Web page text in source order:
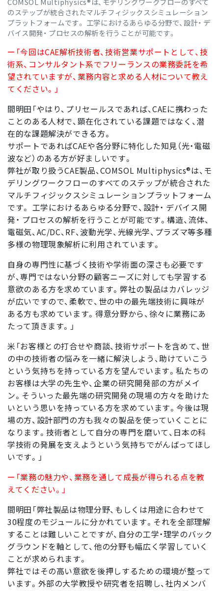
のステップが統合されたマルチフィジックスシミュレーション
プラットフォームです。 工学におけるあらゆる分野で、設計・ デ
バイス開発・ プロセスの解析を行うことが可能です。
ー「今回はCAE解析技術者、技術営業サポートとして、技
術系、コンサルタント系でフリーランスの業務委託を希
望されていますが、業務内容と求める人材について教え
てください。」
間明田「やはり、プリセールスであれば、CAEに携わった
ことのある人材で、顕在化されている課題ではなく、潜
在的な課題解決ができる方。
サポートであればCAEや各分野に特化した知見（光・電磁
波など）のある方が好ましいです。
弊社が取り扱うCAE製品、COMSOL Multiphysics®は、モ
デリングワークフローのすべてのステップが統合された
マルチフィジックスシミュレーションプラットフォーム
です。 工学におけるあらゆる分野で、設計・ デバイス開
発・ プロセスの解析を行うことが可能です。構造、流体、
電磁気、AC/DC、RF、波動光学、光線光学、プラズマ等多種
多様の物理現象解析に利用されています。
自身の専門性に基づく技術や学術面の深さも必要です
が、専門ではない分野の顧客ニーズに対しても学習する
意欲のある方を求めています。弊社の製品はカバレッジ
が広いですので、柔軟で、世の中の最先端技術に興味が
ある方も求めています。得意分野から、徐々に業務にあ
たって頂きます。」
米「お客様との打合せや商談、技術サポートを含めて、世
の中の技術者の悩みを一緒に解決しよう、助けていこう
という気持ちを持っている方を望んでいます。私たちの
お客様は大学の先生や、企業の研究開発部の方がメイ
ン。そういった最先端の研究開発の現場の方々を助けた
いという思いを持っている方を求めています。今後は現
場の方、設計部門の方も我々の製品を使っていくことに
なります。技術者として自分の専門を磨いて、日本の科
学技術の発展を支えようという気持ちでがんばってほし
いです。」
ー「業務の魅力や、業務を通して成長が得られる点を教
えてください。」
間明田「弊社製品は物理分野、もしくは用途に合わせて
30程度のモジュールに分かれています。それを全部理解
することは難しいことですが、自分の工学・理学のバック
グラウンドを軸として、他の分野も幅広く学習していく
ことが求められます。
弊社ではその高い意欲を後押しするための環境が整って
います。外部の大学教授や研究者を招聘し、社内メンバ